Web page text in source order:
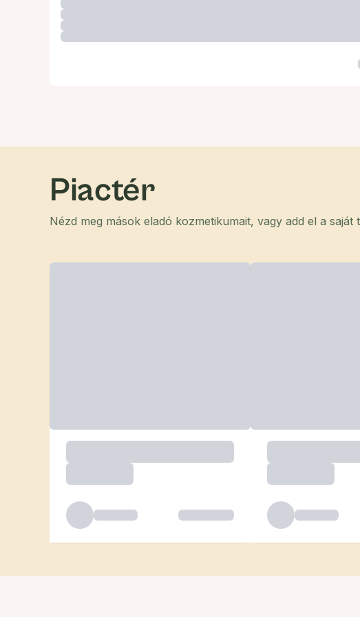
Piactér
Nézd meg mások eladó kozmetikumait, vagy add el a saját